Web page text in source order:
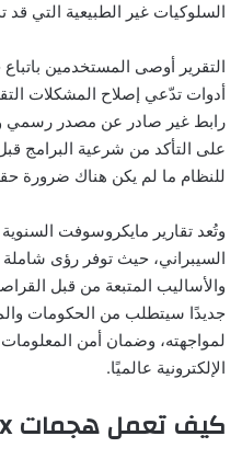
السلوكيات غير الطبيعية التي
التقرير أوصى المستخدمين
أدوات تدّعي إصلاح المشكلات
رابط غير صادر عن مصدر رسمي
على التأكد من شرعية البرامج
للنظام ما لم يكن هناك ضرورة
وتُعد تقارير مايكروسوفت
السيبراني، حيث توفر رؤى
جديدًا سيتطلب من الحكومات
لمواجهته، وضمان أمن
الإلكترونية عالميًا.
كيف تعمل هجمات ClickFix؟